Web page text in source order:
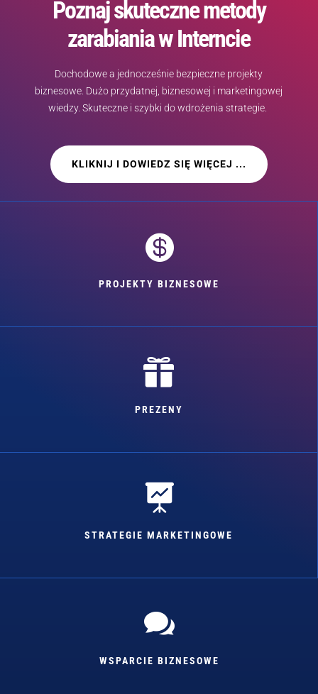
Poznaj skuteczne metody
zarabiania w Interncie
Dochodowe a jednocześnie bezpieczne projekty
biznesowe. Dużo przydatnej, biznesowej i marketingowej
wiedzy. Skuteczne i szybki do wdrożenia strategie.
KLIKNIJ I DOWIEDZ SIĘ WIĘCEJ ...

PROJEKTY BIZNESOWE

PREZENY

STRATEGIE MARKETINGOWE

WSPARCIE BIZNESOWE